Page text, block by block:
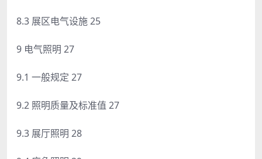
8.3 展区电气设施 25
9 电气照明 27
9.1 一般规定 27
9.2 照明质量及标准值 27
9.3 展厅照明 28